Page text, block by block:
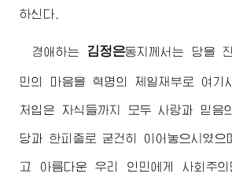
하신다.
경애하는 김정은동지 께서는 당을
민의 마음을 혁명의 제일재부로 여기
처입은 자식들까지 모두 사랑과 믿음
당과 한피줄로 굳건히 이어놓으시였으
고 아름다운 우리 인민에게 사회주의